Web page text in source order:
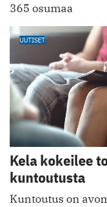
365 osumaa
UUTISET
Kela kokeilee
kuntoutusta
Kuntoutus on